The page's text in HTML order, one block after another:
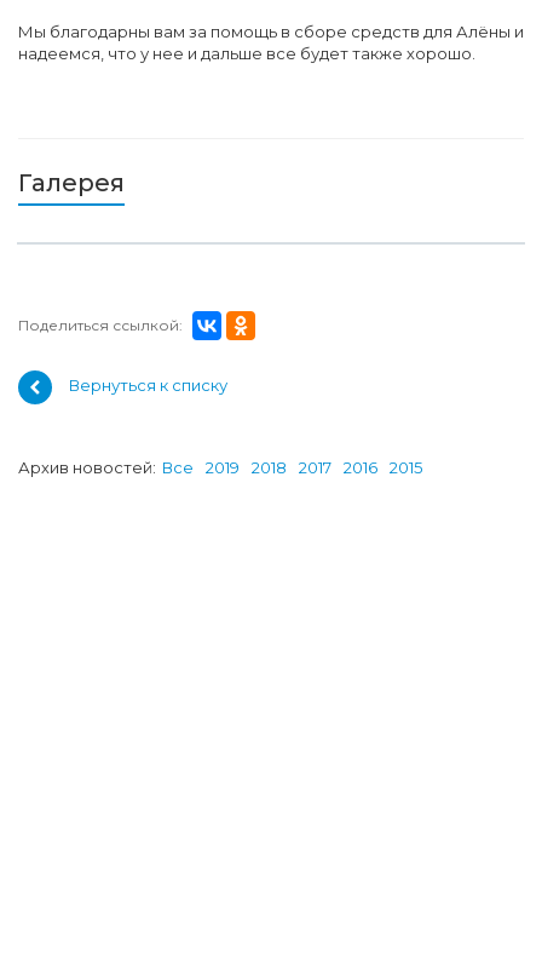
Мы благодарны вам за помощь в сборе средств для Алёны и
надеемся, что у нее и дальше все будет также хорошо.
Галерея
Поделиться ссылкой:
Вернуться к списку
Архив новостей: Все 2019 2018 2017 2016 2015